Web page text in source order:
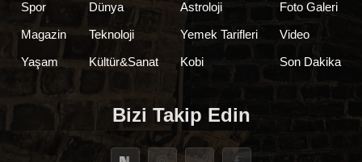
Spor
Magazin
Yaşam
Dünya
Teknoloji
Kültür&Sanat
Astroloji
Yemek Tarifleri
Kobi
Foto Galeri
Video
Son Dakika
Bizi Takip Edin